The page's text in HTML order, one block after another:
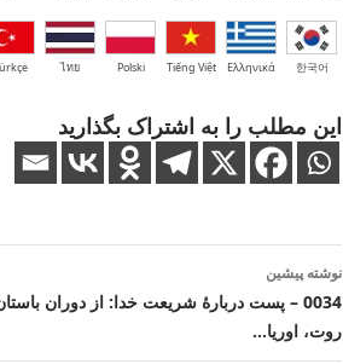
한국어
Ελληνικά
Tiếng Việt
Polski
ไทย
این مطلب را به اشتراک بگذارید
ناوبری
نوشته
نوشته پیشین
0034 – پست دربارهٔ شریعت خدا: از دوران
روت، اوریا…